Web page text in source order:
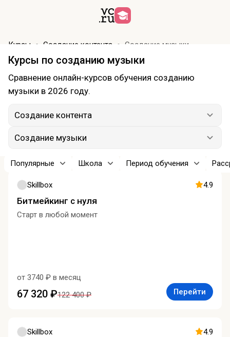
Курсы Создание контента Создание музыки
Курсы по созданию музыки
Сравнение онлайн-курсов обучения созданию
музыки в 2026 году.
Создание контента
Создание музыки
Популярные Школа Период обучения
Skillbox 4.9
Битмейкинг с нуля
Старт в любой момент
от 3740 ₽ в месяц
67 320 ₽122 400 ₽ Перейти
Skillbox 4.9